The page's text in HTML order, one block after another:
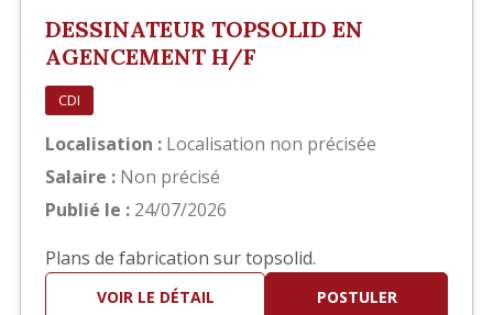
DESSINATEUR TOPSOLID EN
AGENCEMENT H/F
CDI
Localisation : Localisation non précisée
Salaire : Non précisé
Publié le : 24/07/2026
Plans de fabrication sur topsolid.
VOIR LE DÉTAIL POSTULER